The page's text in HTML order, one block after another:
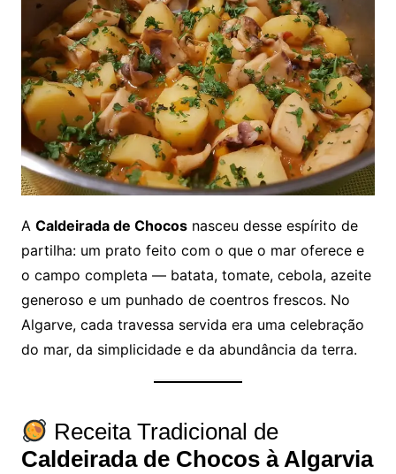
A Caldeirada de Chocosnasceu desse espírito de
partilha: um prato feito com o que o mar oferece e
o campo completa — batata, tomate, cebola, azeite
generoso e um punhado de coentros frescos. No
Algarve, cada travessa servida era uma celebração
do mar, da simplicidade e da abundância da terra.
Receita Tradicional de
Caldeirada de Chocos à Algarvia